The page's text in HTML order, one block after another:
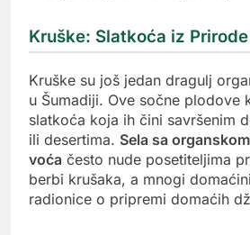
Kruške: Slatkoća iz Prirode
Kruške su još jedan dragulj
u Šumadiji. Ove sočne plodove
slatkoća koja ih čini savršenim
ili desertima. Sela sa
voća često nude posetiteljima
berbi krušaka, a mnogi
radionice o pripremi domaćih